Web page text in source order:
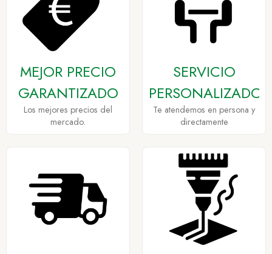
MEJOR PRECIO
GARANTIZADO
Los mejores precios del
mercado.
SERVICIO
PERSONALIZADO
Te atendemos en persona y
directamente